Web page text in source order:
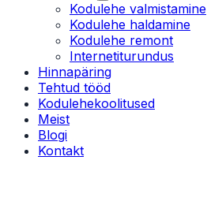
Kodulehe valmistamine
Kodulehe haldamine
Kodulehe remont
Internetiturundus
Hinnapäring
Tehtud tööd
Kodulehekoolitused
Meist
Blogi
Kontakt